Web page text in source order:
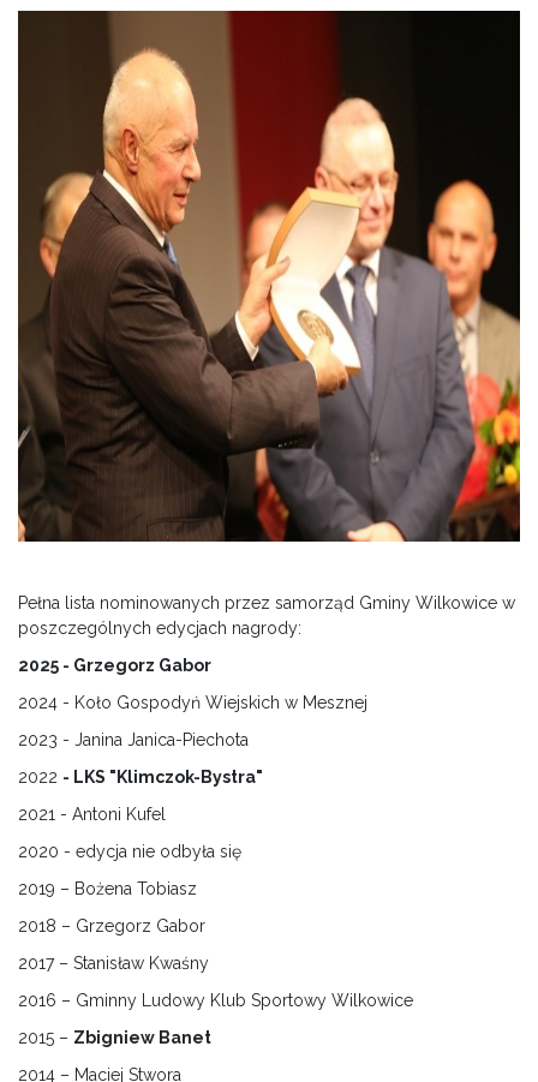
Pełna lista nominowanych przez samorząd Gminy Wilkowice w
poszczególnych edycjach nagrody:
2025 - Grzegorz Gabor
2024 - Koło Gospodyń Wiejskich w Mesznej
2023 - Janina Janica-Piechota
2022 - LKS "Klimczok-Bystra"
2021 - Antoni Kufel
2020 - edycja nie odbyła się
2019 – Bożena Tobiasz
2018 – Grzegorz Gabor
2017 – Stanisław Kwaśny
2016 – Gminny Ludowy Klub Sportowy Wilkowice
2015 – Zbigniew Banet
2014 – Maciej Stwora